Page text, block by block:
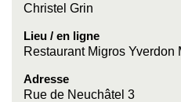
Christel Grin
Lieu / en ligne
Restaurant Migros Yverdon
Adresse
Rue de Neuchâtel 3